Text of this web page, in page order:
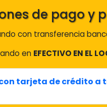
de pago y
con transferencia
en EFECTIVO EN EL
tarjeta de crédito a